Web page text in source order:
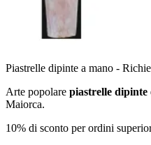
Piastrelle dipinte a mano -
Arte popolare piastrelle dipinte
Maiorca.
10% di sconto per ordini